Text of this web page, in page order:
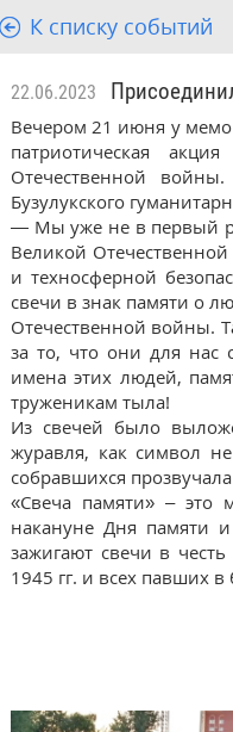
К списку событий
22.06.2023
Вечером 21 июня у
патриотическая
Отечественной
Бузулукского
— Мы уже не в первый
Великой
и техносферной
свечи в знак памяти о
Отечественной войны.
за то, что они для нас
имена этих людей,
труженикам тыла!
Из свечей было
журавля, как символ
собравшихся
«Свеча памяти» – это
накануне Дня памяти
зажигают свечи в
1945 гг. и всех павших в